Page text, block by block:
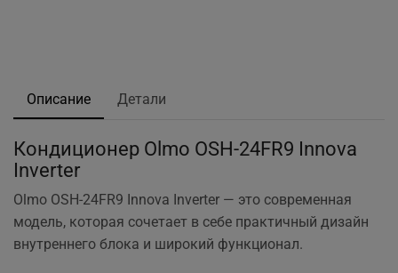
Описание Детали
Кондиционер Olmo OSH-24FR9 Innova
Inverter
Olmo OSH-24FR9 Innova Inverter — это современная
модель, которая сочетает в себе практичный дизайн
внутреннего блока и широкий функционал.